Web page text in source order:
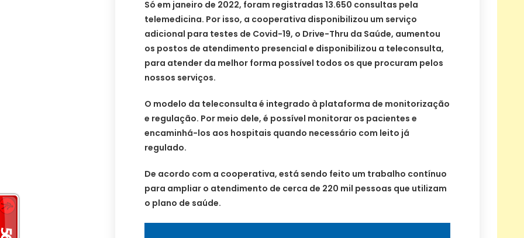
Só em janeiro de 2022, foram registradas 13.650 consultas pela
telemedicina. Por isso, a cooperativa disponibilizou um serviço
adicional para testes de Covid-19, o Drive-Thru da Saúde, aumentou
os postos de atendimento presencial e disponibilizou a teleconsulta,
para atender da melhor forma possível todos os que procuram pelos
nossos serviços.
O modelo da teleconsulta é integrado à plataforma de monitorização
e regulação. Por meio dele, é possível monitorar os pacientes e
encaminhá-los aos hospitais quando necessário com leito já
regulado.
De acordo com a cooperativa, está sendo feito um trabalho contínuo
para ampliar o atendimento de cerca de 220 mil pessoas que utilizam
o plano de saúde.